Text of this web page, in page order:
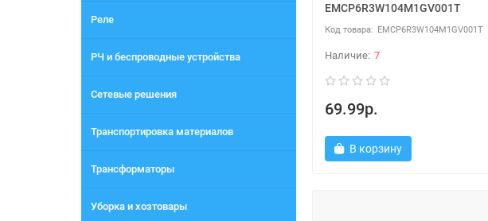
Реле
РЧ и беспроводные устройства
Сетевые решения
Транспортировка материалов
Трансформаторы
Уборка и хозтовары
EMCP6R3W104M1GV001T
EMCP6R3W104M1GV001T
7
69.99р.
В корзину